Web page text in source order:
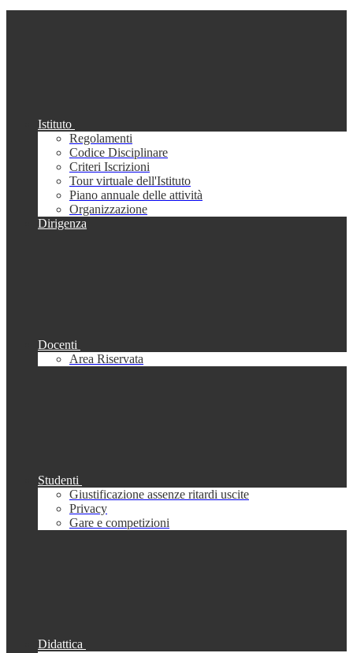
Istituto
Regolamenti
Codice Disciplinare
Criteri Iscrizioni
Tour virtuale dell'Istituto
Piano annuale delle attività
Organizzazione
Dirigenza
Docenti
Area Riservata
Studenti
Giustificazione assenze ritardi uscite
Privacy
Gare e competizioni
Didattica